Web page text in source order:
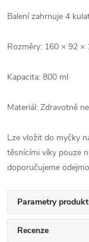
Balení zahrnuje 4
Rozměry: 160 × 92 ×
Kapacita: 800 ml
Materiál: Zdravotně
Lze vložit do myčky
těsnícími víky pouze
doporučujeme
Parametry
Recenze